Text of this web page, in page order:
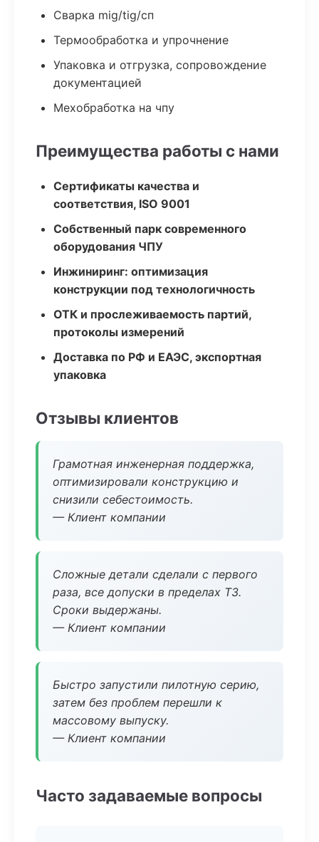
Сварка mig/tig/сп
Термообработка и упрочнение
Упаковка и отгрузка, сопровождение
документацией
Мехобработка на чпу
Преимущества работы с нами
Сертификаты качества и
соответствия, ISO 9001
Собственный парк современного
оборудования ЧПУ
Инжиниринг: оптимизация
конструкции под технологичность
ОТК и прослеживаемость партий,
протоколы измерений
Доставка по РФ и ЕАЭС, экспортная
упаковка
Отзывы клиентов
Грамотная инженерная поддержка,
оптимизировали конструкцию и
снизили себестоимость.
— Клиент компании
Сложные детали сделали с первого
раза, все допуски в пределах ТЗ.
Сроки выдержаны.
— Клиент компании
Быстро запустили пилотную серию,
затем без проблем перешли к
массовому выпуску.
— Клиент компании
Часто задаваемые вопросы